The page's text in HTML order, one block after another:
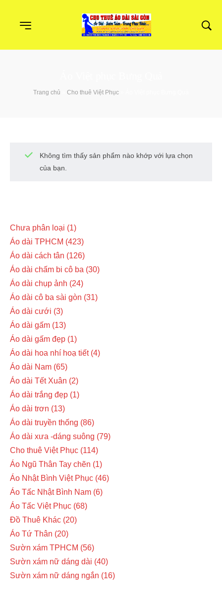
Trang chủ Cho thuê Việt Phục
Chưa phân loại
1
Áo dài TPHCM
423
Áo dài cách tân
126
Áo dài chấm bi cô ba 30
Áo dài chụp ảnh
24
Áo dài cô ba sài gòn 31
Áo dài cưới 3
Áo dài gấm 13
Áo dài gấm đẹp 1
Áo dài hoa nhí hoạ tiết 4
Áo dài Nam 65
Áo dài Tết Xuân
2
Áo dài trắng đẹp 1
Áo dài trơn
13
Áo dài truyền thống 86
Áo dài xưa -dáng suông 79
Cho thuê Việt Phục 114
Áo Ngũ Thân Tay chẽn
1
Áo Nhật Bình Việt Phục 46
Áo Tấc Nhật Bình Nam 6
Áo Tấc Việt Phục 68
Đồ Thuê Khác 20
Áo Tứ Thân
20
Sườn xám TPHCM
56
Sườn xám nữ dáng dài 40
Sườn xám nữ dáng ngắn
16
Không tìm thấy sản phẩm nào khớp với lựa chọn
của bạn.